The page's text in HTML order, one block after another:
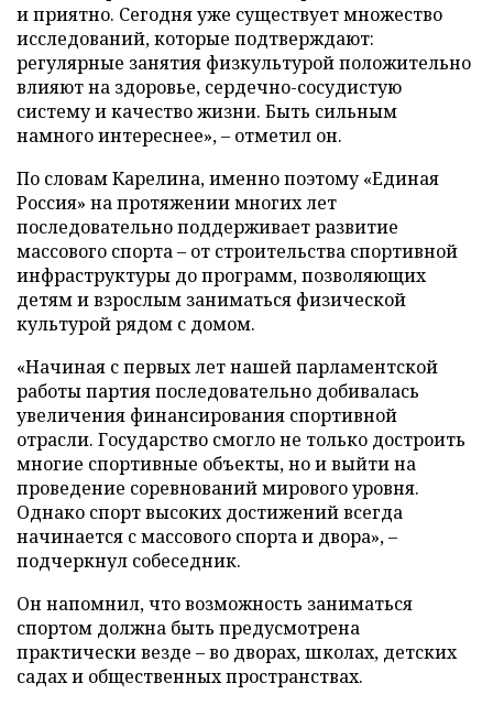
и приятно. Сегодня уже существует множество
исследований, которые подтверждают:
регулярные занятия физкультурой положительно
влияют на здоровье, сердечно-сосудистую
систему и качество жизни. Быть сильным
намного интереснее», – отметил он.
По словам Карелина, именно поэтому «Единая
Россия» на протяжении многих лет
последовательно поддерживает развитие
массового спорта – от строительства спортивной
инфраструктуры до программ, позволяющих
детям и взрослым заниматься физической
культурой рядом с домом.
«Начиная с первых лет нашей парламентской
работы партия последовательно добивалась
увеличения финансирования спортивной
отрасли. Государство смогло не только достроить
многие спортивные объекты, но и выйти на
проведение соревнований мирового уровня.
Однако спорт высоких достижений всегда
начинается с массового спорта и двора», –
подчеркнул собеседник.
Он напомнил, что возможность заниматься
спортом должна быть предусмотрена
практически везде – во дворах, школах, детских
садах и общественных пространствах.